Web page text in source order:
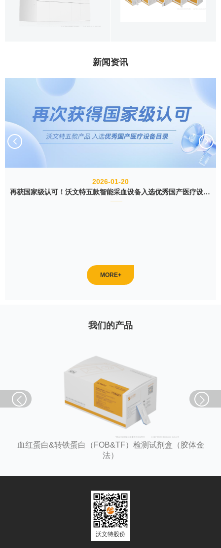
新闻资讯
2026-01-20
再获国家级认可！沃文特五款智能采血设备入选优秀国产医疗设备目录
MORE+
我们的产品
血红蛋白&转铁蛋白（FOB&TF）检测试剂盒（胶体金
法）
沃文特股份